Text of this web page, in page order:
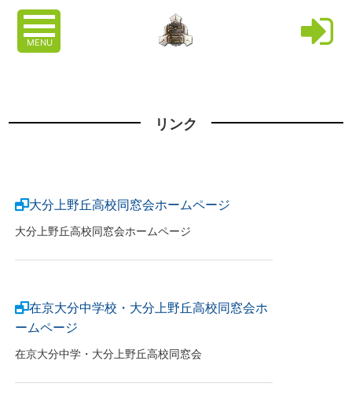
MENU
リンク
大分上野丘高校同窓会ホームページ
大分上野丘高校同窓会ホームページ
在京大分中学校・大分上野丘高校同窓会ホ
ームページ
在京大分中学・大分上野丘高校同窓会